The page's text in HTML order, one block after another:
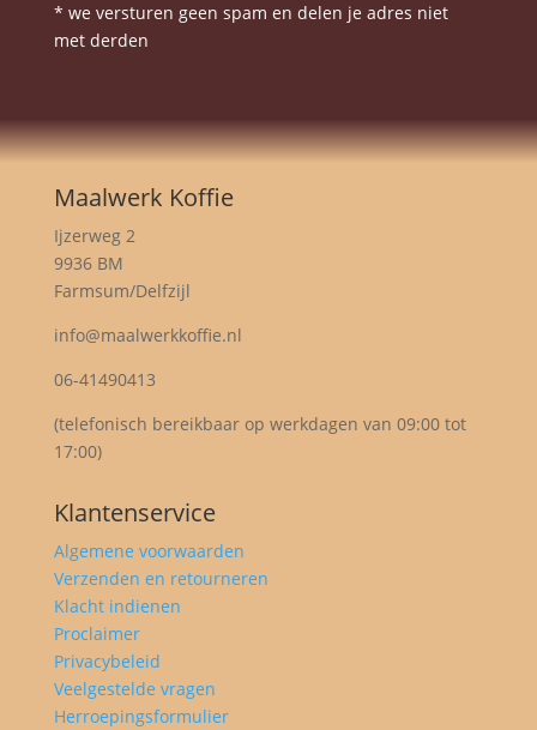
* we versturen geen spam en delen je adres niet
met derden
Maalwerk Koffie
Ijzerweg 2
9936 BM
Farmsum/Delfzijl
info@maalwerkkoffie.nl
06-41490413
(telefonisch bereikbaar op werkdagen van 09:00 tot
17:00)
Klantenservice
Algemene voorwaarden
Verzenden en retourneren
Klacht indienen
Proclaimer
Privacybeleid
Veelgestelde vragen
Herroepingsformulier